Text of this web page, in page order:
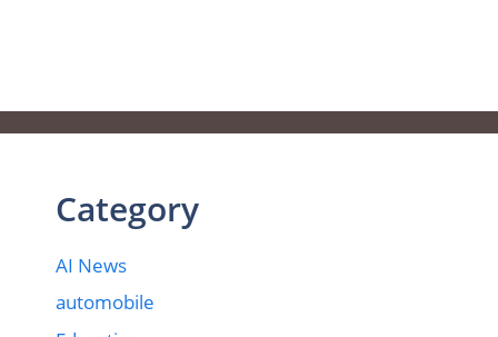
Category
AI News
automobile